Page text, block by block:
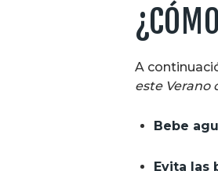
A
este Verano
Bebe
Evita las